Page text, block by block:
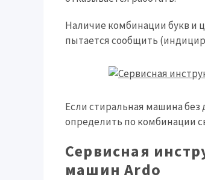
Наличие комбинации букв и
пытается сообщить
Если стиральная машина
определить по комбинации
Сервисная
машин Ardo